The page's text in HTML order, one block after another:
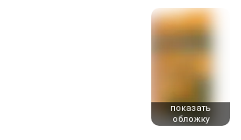
показать
обложку